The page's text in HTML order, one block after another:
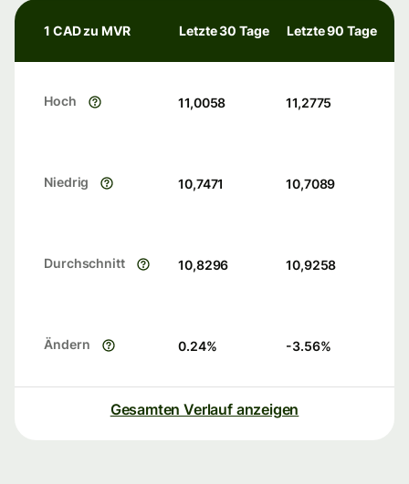
1 CAD zu MVR Letzte 30 Tage Letzte 90 Tage
Hoch 11,0058 11,2775
Niedrig 10,7471 10,7089
Durchschnitt 10,8296 10,9258
Ändern 0.24% -3.56%
Gesamten Verlauf anzeigen